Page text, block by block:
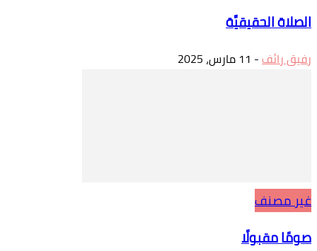
الصلاة الحقيقيَّة
رفيق رائف- 11 مارس، 2025
غير مصنف
صومًا مقبولًا